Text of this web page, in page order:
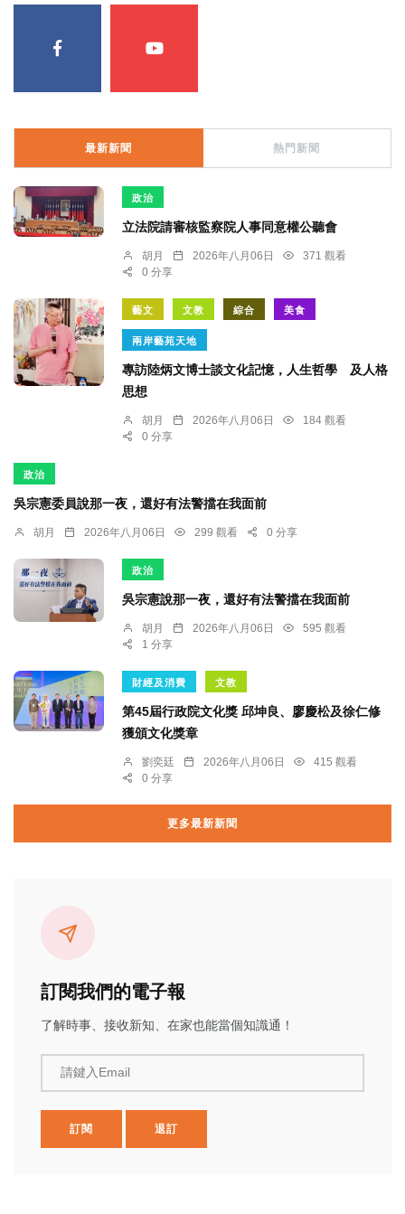
最新新聞 熱門新聞
政治
立法院請審核監察院人事同意權公聽會
胡月 2026年八月06日
371 觀看
0 分享
藝文 文教 綜合 美食
兩岸藝苑天地
專訪陸炳文博士談文化記憶，人生哲學 及人格
思想
胡月 2026年八月06日
184 觀看
0 分享
政治
吳宗憲委員說那一夜，還好有法警擋在我面前
胡月 2026年八月06日 299 觀看 0 分享
政治
吳宗憲說那一夜，還好有法警擋在我面前
胡月 2026年八月06日
595 觀看
1 分享
財經及消費 文教
第45屆行政院文化獎 邱坤良、廖慶松及徐仁修
獲頒文化獎章
劉奕廷 2026年八月06日
415 觀看
0 分享
更多最新新聞
訂閱我們的電子報
了解時事、接收新知、在家也能當個知識通！
請鍵入Email
訂閱 退訂